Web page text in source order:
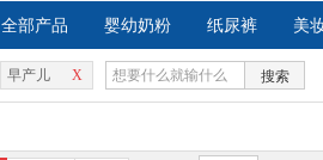
全部产品 婴幼奶粉 纸尿裤 美
X
早产儿 搜索